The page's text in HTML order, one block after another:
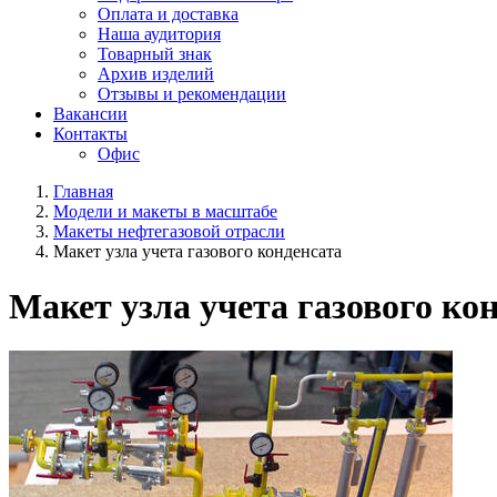
Оплата и доставка
Наша аудитория
Товарный знак
Архив изделий
Отзывы и рекомендации
Вакансии
Контакты
Офис
Главная
Модели и макеты в масштабе
Макеты нефтегазовой отрасли
Макет узла учета газового конденсата
Макет узла учета газового